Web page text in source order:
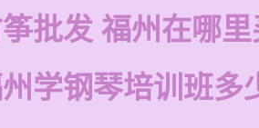
批发 福州在哪
学钢琴培训班多